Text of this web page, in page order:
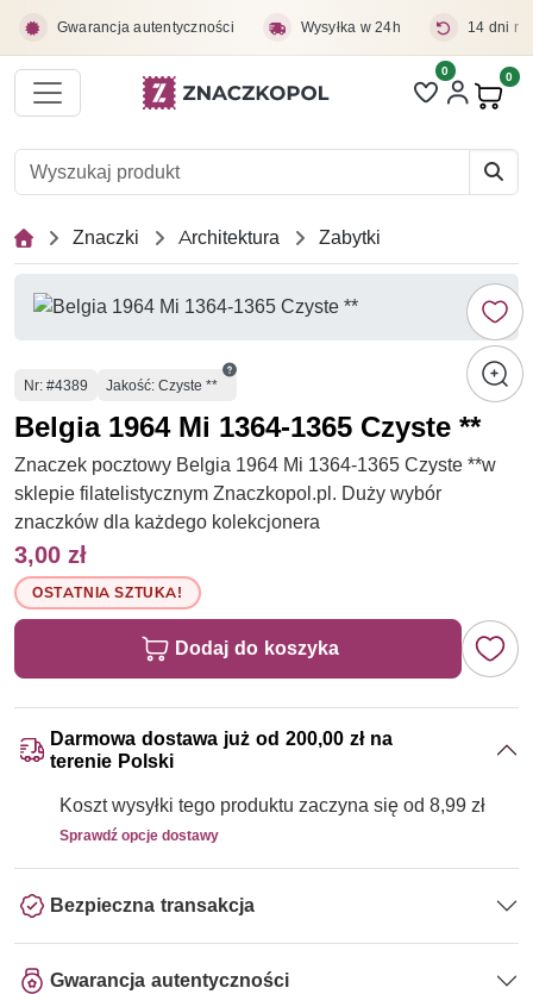
Gwarancja autentyczności Wysyłka w 24h 14 dni
Liczba pozycji
0 0
Znaczki Architektura Zabytki
Numer
Nr: #4389 Jakość: Czyste **
Belgia 1964 Mi 1364-1365 Czyste **
Znaczek pocztowy Belgia 1964 Mi 1364-1365 Czyste **w
sklepie filatelistycznym Znaczkopol.pl. Duży wybór
znaczków dla każdego kolekcjonera
3,00 zł
OSTATNIA SZTUKA!
Dodaj do koszyka
Darmowa dostawa już od 200,00 zł na
terenie Polski
Koszt wysyłki tego produktu zaczyna się od 8,99 zł
Sprawdź opcje dostawy
Bezpieczna transakcja
Gwarancja autentyczności